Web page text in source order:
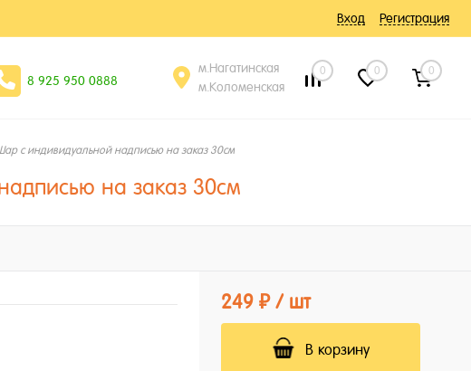
Вход Регистрация
8 925 950 0888
м.Нагатинская
м.Коломенская
0 0 0
с индивидуальной надписью на заказ 30см
на заказ 30см
249 ₽ / шт
В корзину